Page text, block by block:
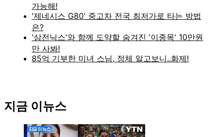
지금 이뉴스